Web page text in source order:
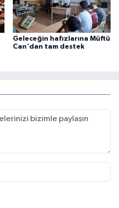
Geleceğin hafızlarına Müftü
Can'dan tam destek